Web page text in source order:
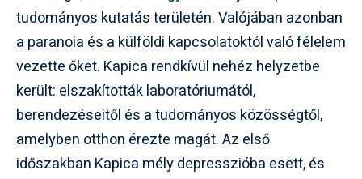
tudományos kutatás területén. Valójában azonban
a paranoia és a külföldi kapcsolatoktól való félelem
vezette őket. Kapica rendkívül nehéz helyzetbe
került: elszakították laboratóriumától,
berendezéseitől és a tudományos közösségtől,
amelyben otthon érezte magát. Az első
időszakban Kapica mély depresszióba esett, és